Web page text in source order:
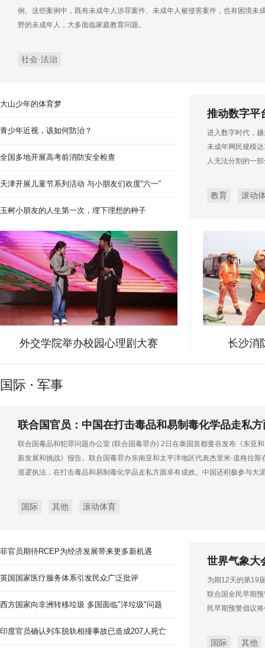
安徽淮南：秸秆利用 变废
例。这些案例中，既有未成年人涉罪案件、未成年人被侵害案件，也有困境未
野的未成年人，大多面临家庭教育问题。
社会·法治
推动数字平
进入数字时代，
未成年网民规模
人无法分割的一
教育 滚动
大山少年的体育梦
青少年近视，该如何防治？
全国多地开展高考前消防安全检查
天津开展儿童节系列活动 与小朋友们欢度“六一”
玉树小朋友的人生第一次，埋下理想的种子
外交学院举办校园心理剧大赛 长沙消
国际 · 军事
联合国官员：中国在打击毒品和易制毒化学品走私
联合国毒品和犯罪问题办公室 (联合国毒罪办) 2日在泰国首都曼谷发布《东亚
新发展和挑战》报告。联合国毒罪办东南亚和太平洋地区代表杰里米·道格拉
巡逻执法，在打击毒品和易制毒化学品走私方面卓有成效。中国还积极参与大
国际 其他 滚动体育
世界气象大
为期12天的第19
联合国全民早期
民早期预警倡议
国际 其他
菲官员期待RCEP为经济发展带来更多新机遇
英国国家医疗服务体系引发民众广泛批评
西方国家向非洲转移垃圾 多国面临"洋垃圾"问题
印度官员确认列车脱轨相撞事故已造成207人死亡